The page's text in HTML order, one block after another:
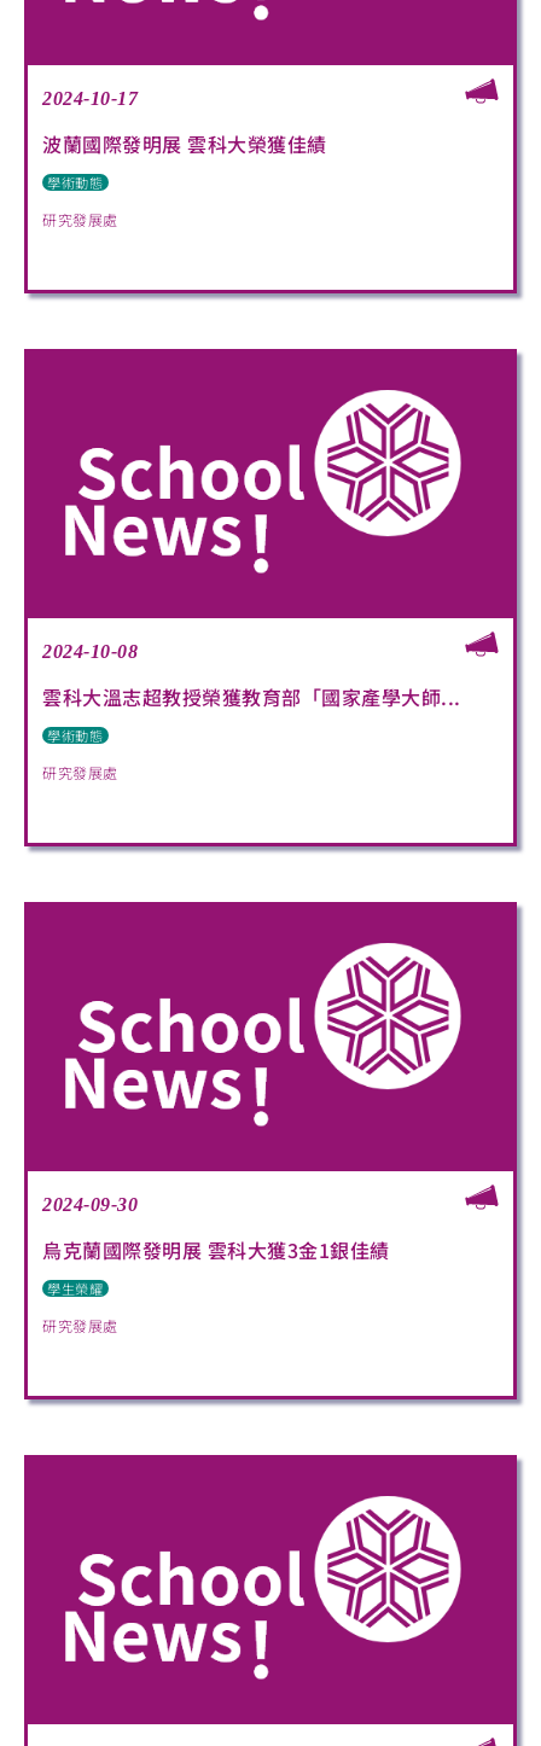
2024-10-17
波蘭國際發明展 雲科大榮獲佳績
學術動態
研究發展處
2024-10-08
雲科大溫志超教授榮獲教育部「國家產學大師...
學術動態
研究發展處
2024-09-30
烏克蘭國際發明展 雲科大獲3金1銀佳績
學生榮耀
研究發展處